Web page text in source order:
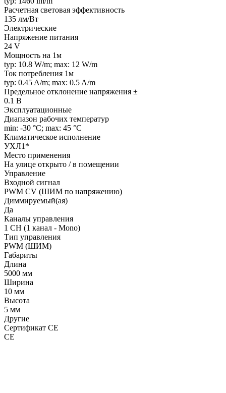
Расчетная световая эффективность
135 лм/Вт
Электрические
Напряжение питания
24 V
Мощность на 1м
typ: 10.8 W/m; max: 12 W/m
Ток потребления 1м
typ: 0.45 A/m; max: 0.5 A/m
Предельное отклонение напряжения ±
0.1 В
Эксплуатационные
Диапазон рабочих температур
min: -30 °C; max: 45 °C
Климатическое исполнение
УХЛ1*
Место применения
На улице открыто / в помещении
Управление
Входной сигнал
PWM СV (ШИМ по напряжению)
Диммируемый(ая)
Да
Каналы управления
1 CH (1 канал - Mono)
Тип управления
PWM (ШИМ)
Габариты
Длина
5000 мм
Ширина
10 мм
Высота
5 мм
Другие
Сертификат CE
CE